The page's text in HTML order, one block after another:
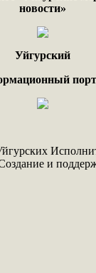
новости»
Уйгурский
и